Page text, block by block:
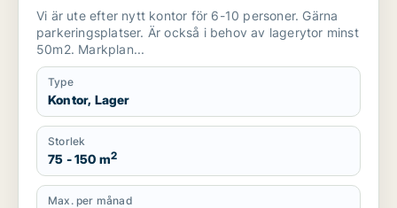
Vi är ute efter nytt kontor för 6-10 personer. Gärna
parkeringsplatser. Är också i behov av lagerytor minst
50m2. Markplan...
Type
Kontor, Lager
Storlek
75 - 150 m2
Max. per månad